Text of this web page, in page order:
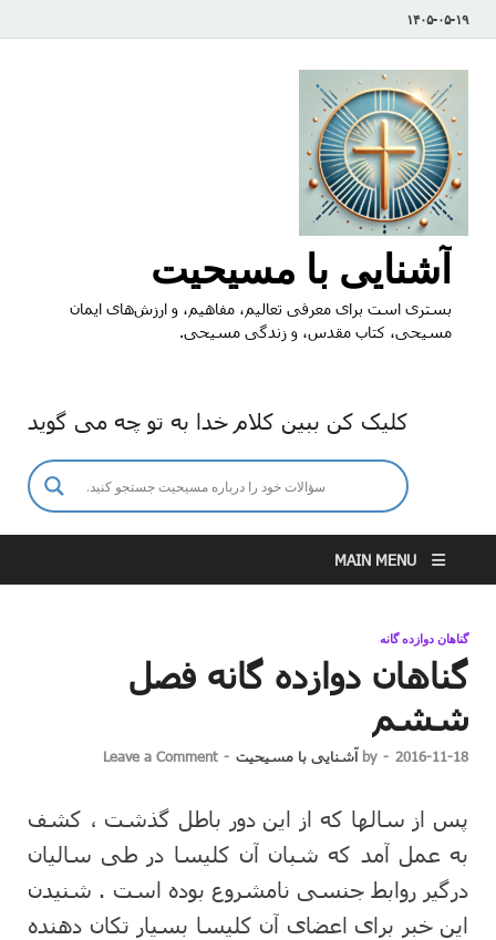
۱۴۰۵-۰۵-۱۹
آشنایی با مسیحیت
بستری است برای معرفی تعالیم، مفاهیم، و ارزش‌های ایمان
مسیحی، کتاب مقدس، و زندگی مسیحی.
کلیک کن ببین کلام خدا به تو چه می گوید
MAIN MENU
گناهان دوازده گانه
گناهان دوازده گانه فصل
ششم
2016-11-18
-
by آشنایی با مسیحیت -
Leave a Comment
پس از سالها که از این دور باطل گذشت ، کشف
به عمل آمد که شبان آن کلیسا در طی سالیان
درگیر روابط جنسی نامشروع بوده است . شنیدن
این خبر برای اعضای آن کلیسا بسیار تکان دهنده